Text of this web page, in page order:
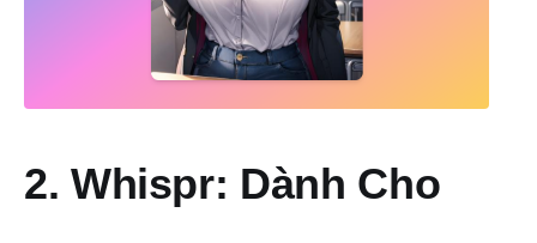
2. Whispr: Dành Cho